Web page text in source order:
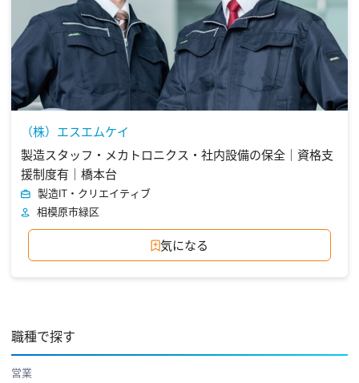
（株）エスエムケイ
製造スタッフ・メカトロニクス・社内設備の保全｜資格支
援制度有｜橋本台
製造IT・クリエイティブ
相模原市緑区
気になる
職種で探す
営業